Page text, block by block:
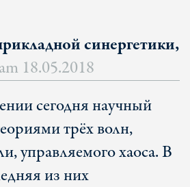
синергетики,
18.05.2018
сегодня научный
трёх волн,
управляемого хаоса. В
из них